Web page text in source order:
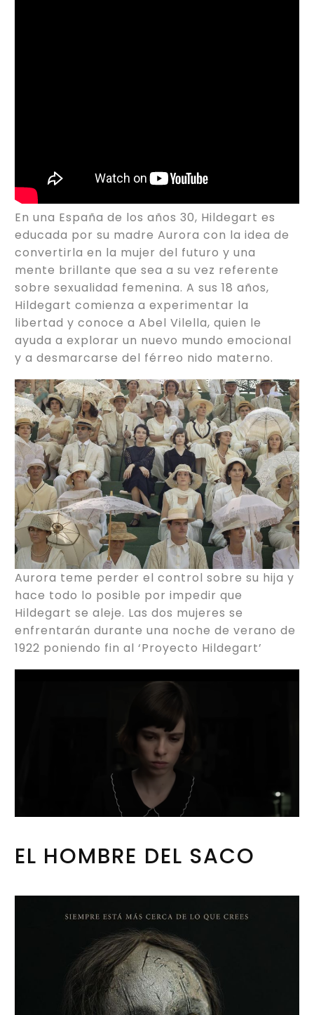
En una España de los años 30, Hildegart es
educada por su madre Aurora con la idea de
convertirla en la mujer del futuro y una
mente brillante que sea a su vez referente
sobre sexualidad femenina. A sus 18 años,
Hildegart comienza a experimentar la
libertad y conoce a Abel Vilella, quien le
ayuda a explorar un nuevo mundo emocional
y a desmarcarse del férreo nido materno.
Aurora teme perder el control sobre su hija y
hace todo lo posible por impedir que
Hildegart se aleje. Las dos mujeres se
enfrentarán durante una noche de verano de
1922 poniendo fin al ‘Proyecto Hildegart’
EL HOMBRE DEL SACO